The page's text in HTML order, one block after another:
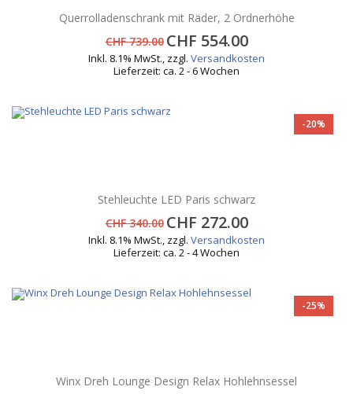
Querrolladenschrank mit Räder, 2 Ordnerhöhe
CHF 739.00 CHF 554.00
Inkl. 8.1% MwSt., zzgl. Versandkosten
Lieferzeit: ca. 2 - 6 Wochen
-20%
Stehleuchte LED Paris schwarz
CHF 340.00 CHF 272.00
Inkl. 8.1% MwSt., zzgl. Versandkosten
Lieferzeit: ca. 2 - 4 Wochen
-25%
Winx Dreh Lounge Design Relax Hohlehnsessel